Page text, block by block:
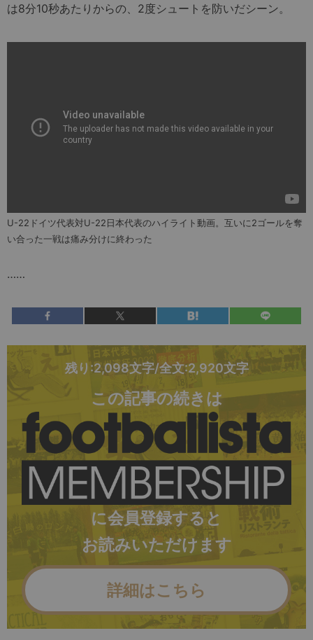
は8分10秒あたりからの、2度シュートを防いだシーン。
U-22ドイツ代表対U-22日本代表のハイライト動画。互いに2ゴールを奪
い合った一戦は痛み分けに終わった
……
残り:2,098文字/全文:2,920文字
この記事の続きは
に会員登録すると
お読みいただけます
詳細はこちら